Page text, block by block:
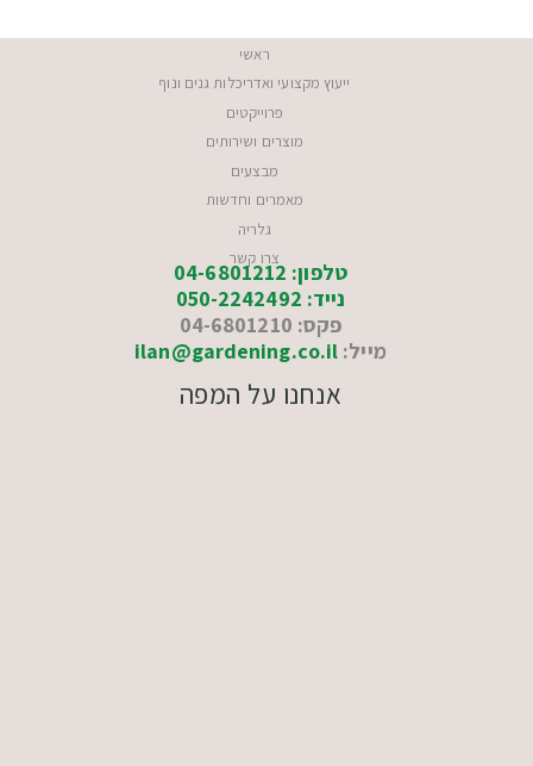
ראשי
ייעוץ מקצועי ואדריכלות גנים ונוף
פרוייקטים
מוצרים ושירותים
מבצעים
מאמרים וחדשות
גלריה
צרו קשר
טלפון: 04-6801212
נייד: 050-2242492
פקס: 04-6801210
מייל: ilan@gardening.co.il
אנחנו על המפה